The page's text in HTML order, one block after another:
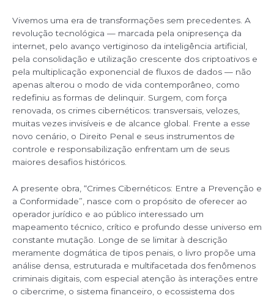
Vivemos uma era de transformações sem precedentes. A
revolução tecnológica — marcada pela onipresença da
internet, pelo avanço vertiginoso da inteligência artificial,
pela consolidação e utilização crescente dos criptoativos e
pela multiplicação exponencial de fluxos de dados — não
apenas alterou o modo de vida contemporâneo, como
redefiniu as formas de delinquir. Surgem, com força
renovada, os crimes cibernéticos: transversais, velozes,
muitas vezes invisíveis e de alcance global. Frente a esse
novo cenário, o Direito Penal e seus instrumentos de
controle e responsabilização enfrentam um de seus
maiores desafios históricos.
A presente obra, “Crimes Cibernéticos: Entre a Prevenção e
a Conformidade”, nasce com o propósito de oferecer ao
operador jurídico e ao público interessado um
mapeamento técnico, crítico e profundo desse universo em
constante mutação. Longe de se limitar à descrição
meramente dogmática de tipos penais, o livro propõe uma
análise densa, estruturada e multifacetada dos fenômenos
criminais digitais, com especial atenção às interações entre
o cibercrime, o sistema financeiro, o ecossistema dos